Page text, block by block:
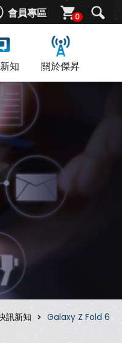
會員專區 0
知 關於傑昇
訊新知 Galaxy Z Fold 6